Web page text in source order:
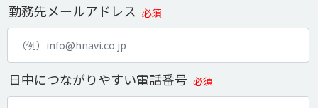
勤務先メールアドレス 必須
日中につながりやすい電話番号 必須